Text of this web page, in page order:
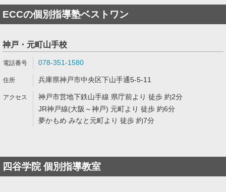
ECCの個別指導塾ベストワン
神戸・元町山手校
078-351-1580
兵庫県神戸市中央区下山手通5-5-11
神戸市営地下鉄山手線 県庁前より 徒歩 約2分
JR神戸線(大阪～神戸) 元町より 徒歩 約6分
夢かもめ みなと元町より 徒歩 約7分
四谷学院 個別指導教室